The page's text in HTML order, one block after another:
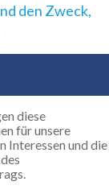
den Zweck,
diese
für unsere
Interessen und die